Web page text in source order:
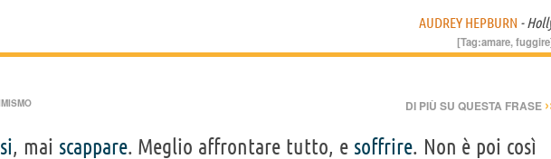
AUDREY HEPBURN -
[Tag:amare,fuggire
DI PIÙ SU QUESTA FRASE
, mai scappare. Meglio affrontare tutto, e soffrire. Non è poi così